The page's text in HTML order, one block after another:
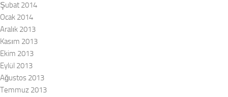
Şubat 2014
Ocak 2014
Aralık 2013
Kasım 2013
Ekim 2013
Eylül 2013
Ağustos 2013
Temmuz 2013